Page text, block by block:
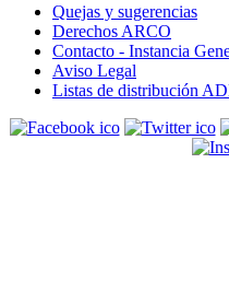
Quejas y sugerencias
Derechos ARCO
Contacto - Instancia
Aviso Legal
Listas de distribución